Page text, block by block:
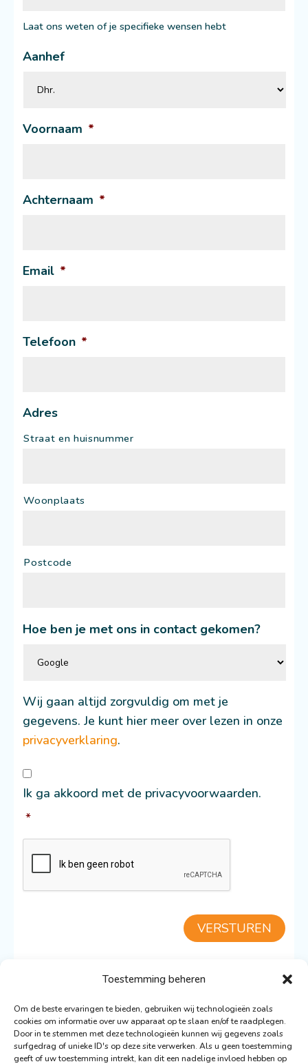
Toestemming beheren
Om de beste ervaringen te bieden, gebruiken wij technologieën zoals
cookies om informatie over uw apparaat op te slaan en/of te raadplegen.
Door in te stemmen met deze technologieën kunnen wij gegevens zoals
surfgedrag of unieke ID's op deze site verwerken. Als u geen toestemming
geeft of uw toestemming intrekt, kan dit een nadelige invloed hebben op
Laat ons weten of je specifieke wensen hebt
Aanhef
Voornaam *
Achternaam *
Email *
Telefoon *
Adres
Straat en huisnummer
Woonplaats
Postcode
Hoe ben je met ons in contact gekomen?
Wij gaan altijd zorgvuldig om met je
gegevens. Je kunt hier meer over lezen in onze
privacyverklaring.
Consent
Ik ga akkoord met de privacyvoorwaarden.
*
VERSTUREN
TERUG NAAR DE SCILLA